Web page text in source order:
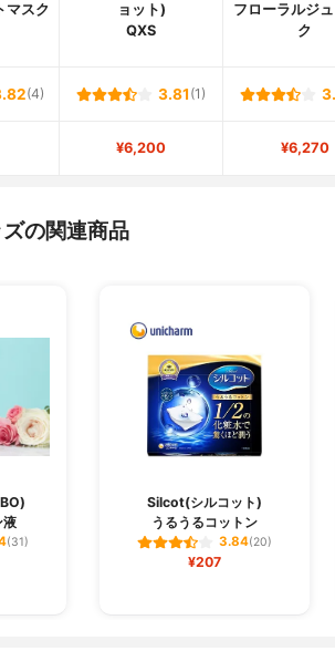
マスク
ョット)
QXS
フローラルジ
ク
(4) 3.81 (1)
¥6,200 ¥6,270
の関連商品
液
(31)
Silcot(シルコット)
うるうるコットン
3.84(20)
¥207